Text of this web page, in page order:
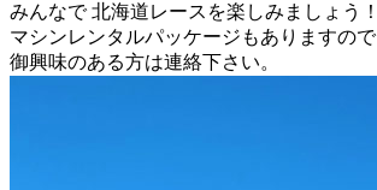
みんなで 北海道レースを楽しみましょう！
マシンレンタルパッケージもありますので
御興味のある方は連絡下さい。